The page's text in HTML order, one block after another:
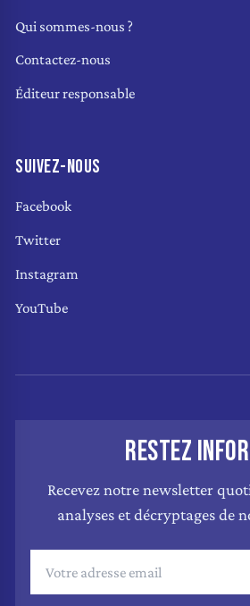
Qui sommes-nous ?
Contactez-nous
Éditeur responsable
SUIVEZ-NOUS
Facebook
Twitter
Instagram
YouTube
RESTEZ
Recevez notre newsletter
analyses et décryptages de